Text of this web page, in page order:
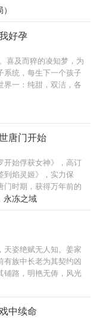
一手举着56式冲锋枪，
前挎着56式班用机枪推
了。看看我这兵工厂厂
工厂还能造枪，我试
了。半分钟后王兴国
一拍大腿，大喊：“李
不要
李云龙带着新武器偷袭
兵工厂跑跑。”
好孕
喜及而猝的凌知梦，为
系统，每生下一个孩子
界一：纯甜，双洁，各
可能的！而且，他有
来……他每天追问:老
界三:双洁不是纯白
次次破例，终于一天
！”世界四:双洁简介:初
凌知梦:“公子，我心悦
佳人。”一朝，鲜衣怒
下暂定……
唐门开始
开始俘获女神》，高订
到焰灵姬》，实力保
门时期，获得万年前的
仞雪的帮助下获得百
伊莱克斯的力量，从此
前的武魂殿败了，可
史莱克学院，他是有
日月皇家魂导师学院，
斗大森林，他是魂兽最
塑千仞雪神格。在神
。在千然的手中，天使
一切。千然双手插兜
，灭霍雨浩……一路走
来吧你……千然：我无
永冻之域
天姿绝赋无人知。姜家
有族中长老为其契约凶
铺路，明艳无俦，风光
要把别人的雨伞撅
中续命